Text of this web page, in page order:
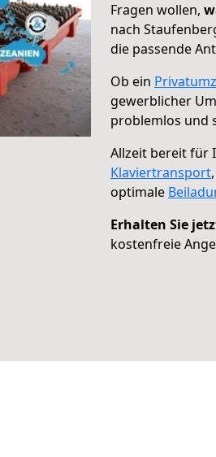
Fragen wollen,
nach
die passende
Ob ein
gewerblicher
problemlos und
Allzeit bereit für
Klaviertransport,
optimale
Erhalten Sie
kostenfreie